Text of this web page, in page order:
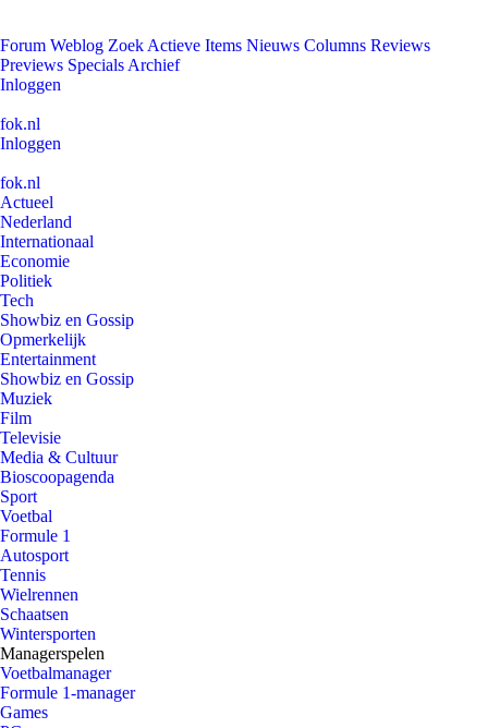
Forum Weblog Zoek Actieve Items Nieuws Columns Reviews
Previews Specials Archief
Inloggen
fok.nl
Inloggen
fok.nl
Actueel
Nederland
Internationaal
Economie
Politiek
Tech
Showbiz en Gossip
Opmerkelijk
Entertainment
Showbiz en Gossip
Muziek
Film
Televisie
Media & Cultuur
Bioscoopagenda
Sport
Voetbal
Formule 1
Autosport
Tennis
Wielrennen
Schaatsen
Wintersporten
Managerspelen
Voetbalmanager
Formule 1-manager
Games